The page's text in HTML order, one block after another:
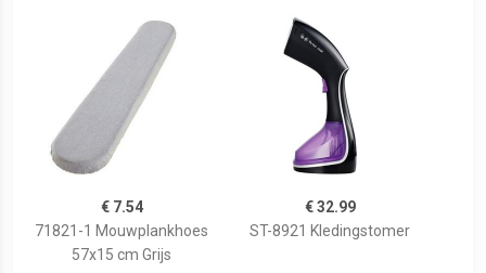
€ 7.54
71821-1 Mouwplankhoes
57x15 cm Grijs
€ 32.99
ST-8921 Kledingstomer